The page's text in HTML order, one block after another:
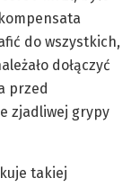
do wszystkich,
dołączyć
przed
zjadliwej grypy
takiej